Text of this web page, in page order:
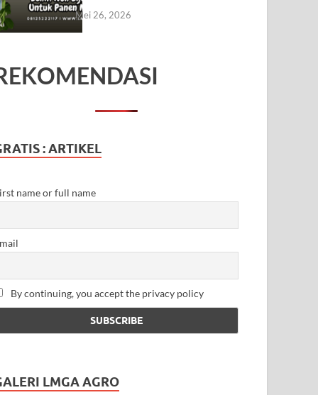
Mei 26, 2026
: ARTIKEL
name or full name
By continuing, you accept the privacy policy
LMGA AGRO